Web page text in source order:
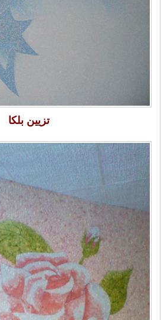
تزیین بلکا